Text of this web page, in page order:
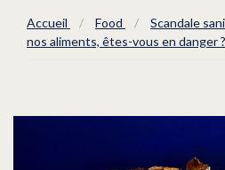
Accueil / Food /
Scandale
nos aliments, êtes-vous en danger ?